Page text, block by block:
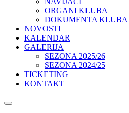
ORGANI KLUBA
DOKUMENTA KLUBA
NOVOSTI
KALENDAR
GALERIJA
SEZONA 2025/26
SEZONA 2024/25
TICKETING
KONTAKT